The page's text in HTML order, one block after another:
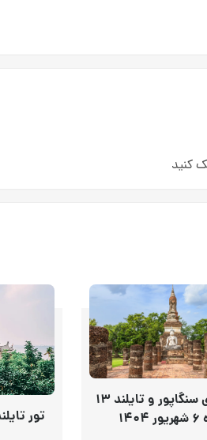
کنید
تور مالزی سنگاپور و تایلند 13